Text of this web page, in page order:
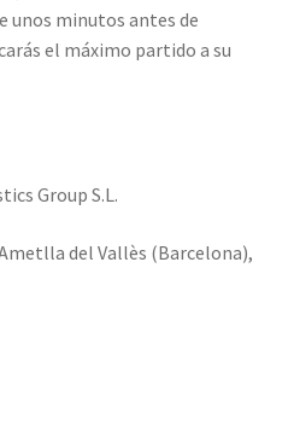
unos minutos antes de
el máximo partido a su
Group S.L.
del Vallès (Barcelona),